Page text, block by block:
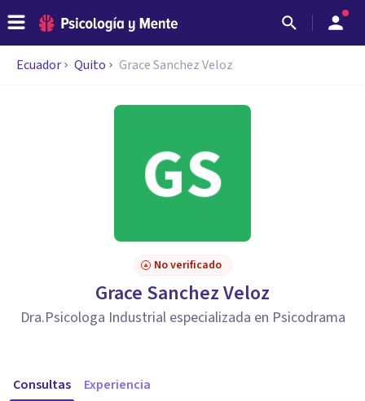
Ecuador Quito Grace Sanchez Veloz
No verificado
Grace Sanchez Veloz
Dra.Psicologa Industrial especializada en Psicodrama
Consultas Experiencia